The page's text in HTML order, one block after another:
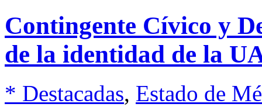
Contingente Cívico y
de la identidad de la
* Destacadas, Estado de